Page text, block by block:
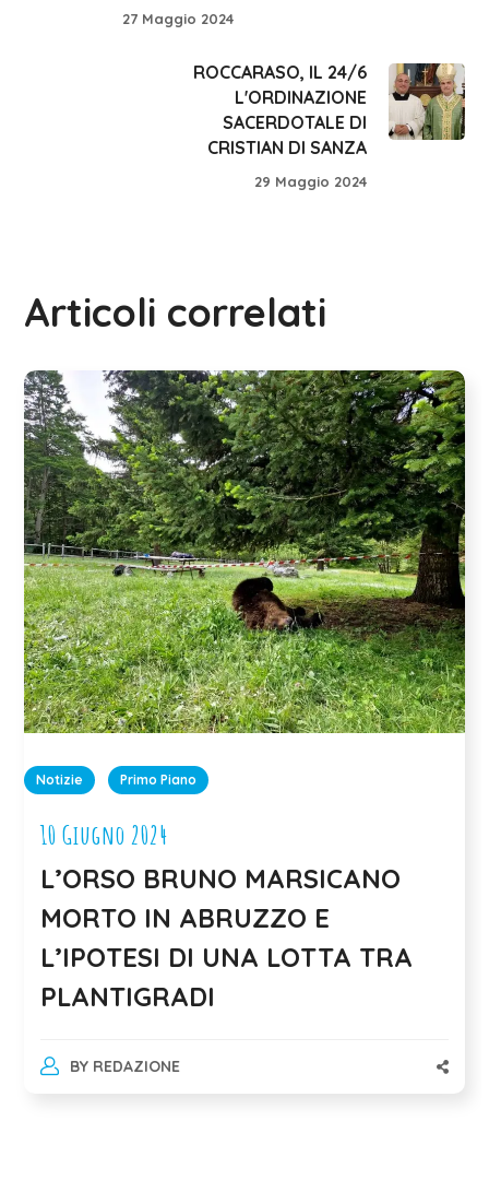
27 Maggio 2024
ROCCARASO, IL 24/6
L'ORDINAZIONE
SACERDOTALE DI
CRISTIAN DI SANZA
29 Maggio 2024
Articoli correlati
Notizie Primo Piano
10 Giugno 2024
L’ORSO BRUNO MARSICANO
MORTO IN ABRUZZO E
L’IPOTESI DI UNA LOTTA TRA
PLANTIGRADI
BY REDAZIONE